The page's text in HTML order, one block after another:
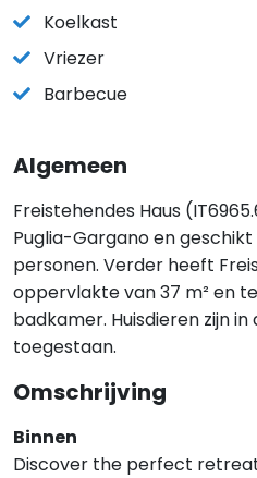
Koelkast
Vriezer
Barbecue
Algemeen
Freistehendes Haus
Puglia-Gargano en
personen. Verder heeft
oppervlakte van 37 m² en
badkamer. Huisdieren zijn
toegestaan.
Omschrijving
Binnen
Discover the perfect